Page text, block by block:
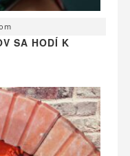
SA HODÍ K